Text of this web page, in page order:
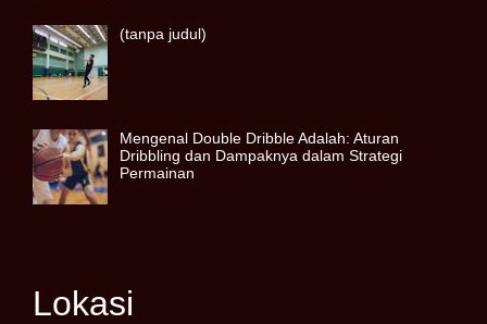
(tanpa judul)
Mengenal Double Dribble Adalah: Aturan
Dribbling dan Dampaknya dalam Strategi
Permainan
Lokasi